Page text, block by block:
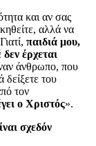
και αν σας
αλλά να
παιδιά μου,
έρχεται
άνθρωπο, που
δείξετε του
τον
ο Χριστός».
σχεδόν